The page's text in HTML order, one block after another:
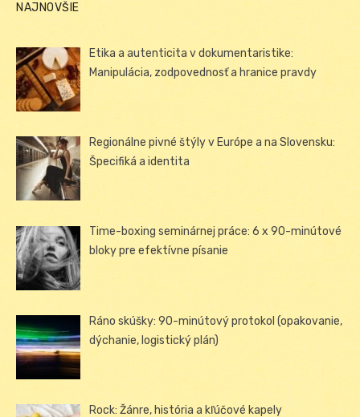
NAJNOVŠIE
Etika a autenticita v dokumentaristike:
Manipulácia, zodpovednosť a hranice pravdy
Regionálne pivné štýly v Európe a na Slovensku:
Špecifiká a identita
Time-boxing seminárnej práce: 6 x 90-minútové
bloky pre efektívne písanie
Ráno skúšky: 90-minútový protokol (opakovanie,
dýchanie, logistický plán)
Rock: Žánre, história a kľúčové kapely